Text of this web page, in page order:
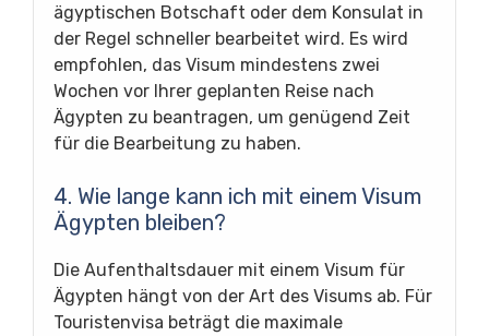
ägyptischen Botschaft oder dem Konsulat in
der Regel schneller bearbeitet wird. Es wird
empfohlen, das Visum mindestens zwei
Wochen vor Ihrer geplanten Reise nach
Ägypten zu beantragen, um genügend Zeit
für die Bearbeitung zu haben.
4. Wie lange kann ich mit einem Visum
Ägypten bleiben?
Die Aufenthaltsdauer mit einem Visum für
Ägypten hängt von der Art des Visums ab. Für
Touristenvisa beträgt die maximale